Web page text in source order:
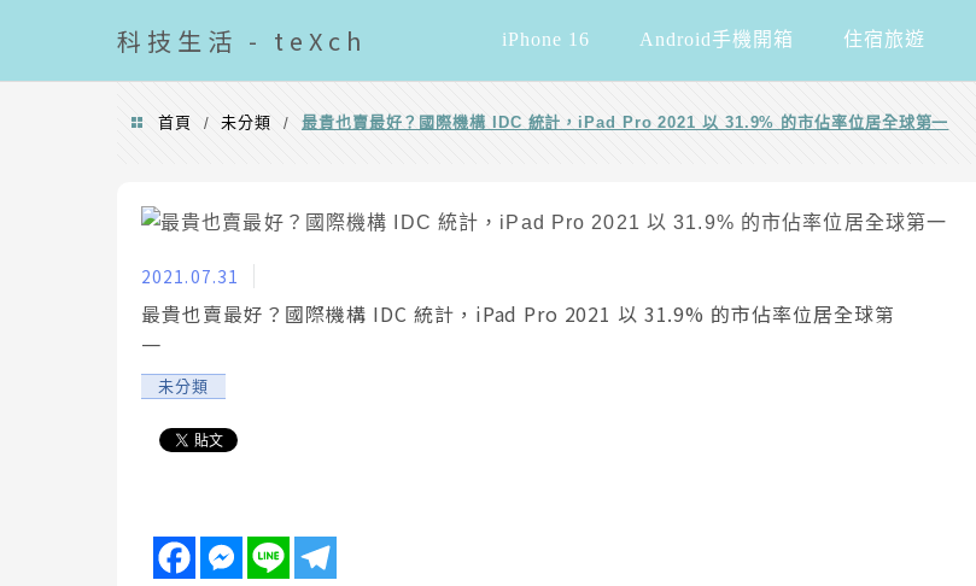
科技 生活 - teXch iPhone 16 Android手機開箱 住宿旅遊
首頁 / 未分類 / 最貴也賣最好？國際機構 IDC 統計，iPad Pro 2021 以 31.9% 的市佔率位居全球第一
2021.07.31
最貴也賣最好？國際機構 IDC 統計，iPad Pro 2021 以 31.9% 的市佔率位居全球第
一
未分類